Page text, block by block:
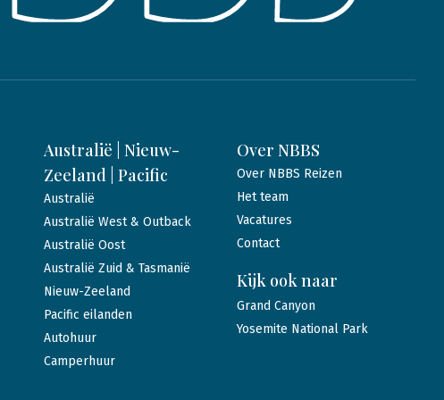
Australië | Nieuw-
Zeeland | Pacific
Australië
Australië West & Outback
Australië Oost
Australië Zuid & Tasmanië
Nieuw-Zeeland
Pacific eilanden
Autohuur
Camperhuur
Over NBBS
Over NBBS Reizen
Het team
Vacatures
Contact
Kijk ook naar
Grand Canyon
Yosemite National Park